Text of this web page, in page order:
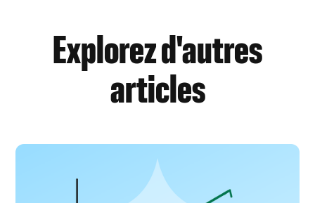
Explorez d'autres
articles